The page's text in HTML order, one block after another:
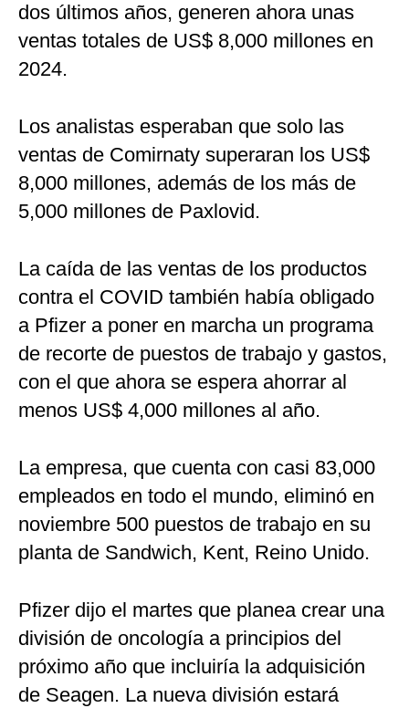
dos últimos años, generen ahora unas
ventas totales de US$ 8,000 millones en
2024.
Los analistas esperaban que solo las
ventas de Comirnaty superaran los US$
8,000 millones, además de los más de
5,000 millones de Paxlovid.
La caída de las ventas de los productos
contra el COVID también había obligado
a Pfizer a poner en marcha un programa
de recorte de puestos de trabajo y gastos,
con el que ahora se espera ahorrar al
menos US$ 4,000 millones al año.
La empresa, que cuenta con casi 83,000
empleados en todo el mundo, eliminó en
noviembre 500 puestos de trabajo en su
planta de Sandwich, Kent, Reino Unido.
Pfizer dijo el martes que planea crear una
división de oncología a principios del
próximo año que incluiría la adquisición
de Seagen. La nueva división estará